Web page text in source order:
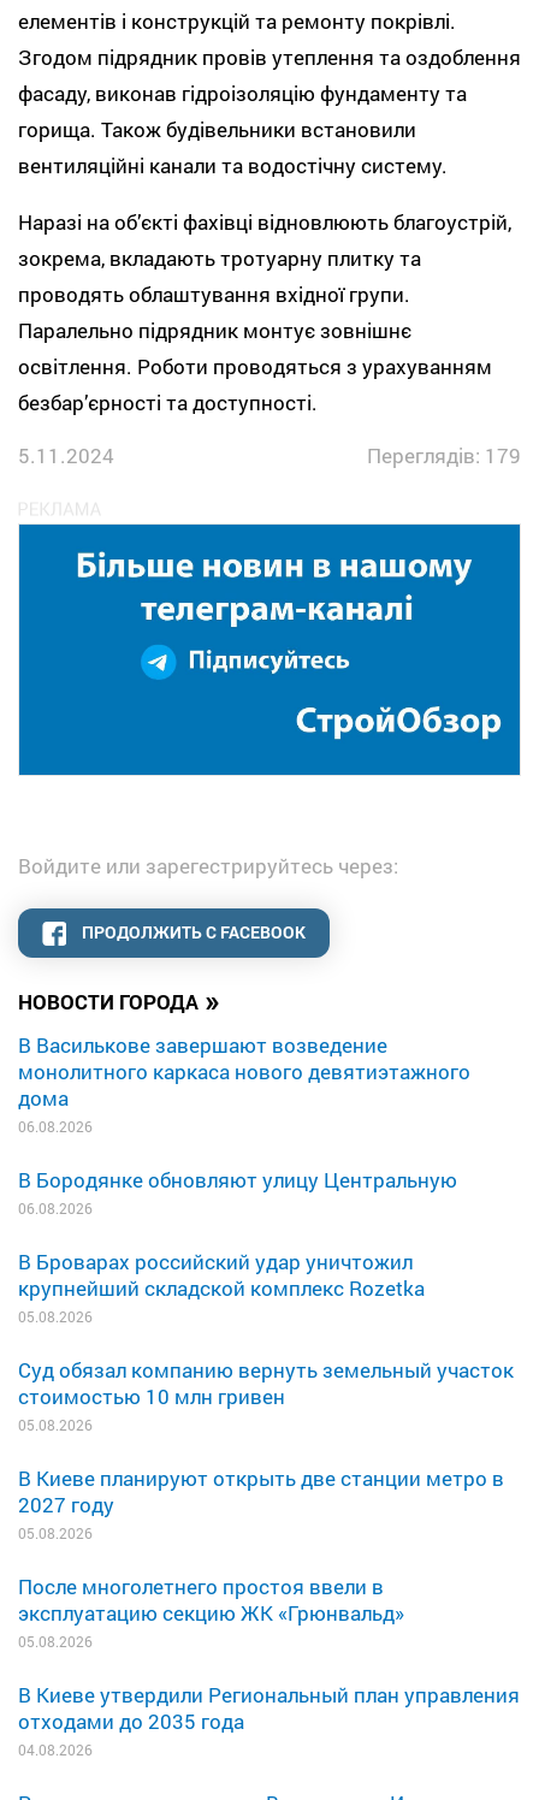
НОВОСТИ ГОРОДА »
В Василькове завершают возведение
монолитного каркаса нового девятиэтажного
дома
06.08.2026
В Бородянке обновляют улицу Центральную
06.08.2026
В Броварах российский удар уничтожил
крупнейший складской комплекс Rozetka
05.08.2026
Суд обязал компанию вернуть земельный участок
стоимостью 10 млн гривен
05.08.2026
В Киеве планируют открыть две станции метро в
2027 году
05.08.2026
После многолетнего простоя ввели в
эксплуатацию секцию ЖК «Грюнвальд»
05.08.2026
В Киеве утвердили Региональный план управления
отходами до 2035 года
04.08.2026
елементів і конструкцій та ремонту покрівлі.
Згодом підрядник провів утеплення та оздоблення
фасаду, виконав гідроізоляцію фундаменту та
горища. Також будівельники встановили
вентиляційні канали та водостічну систему.
Наразі на об’єкті фахівці відновлюють благоустрій,
зокрема, вкладають тротуарну плитку та
проводять облаштування вхідної групи.
Паралельно підрядник монтує зовнішнє
освітлення. Роботи проводяться з урахуванням
безбар’єрності та доступності.
5.11.2024
Переглядів: 179
Войдите или зарегестрируйтесь через:
ПРОДОЛЖИТЬ С FACEBOOK